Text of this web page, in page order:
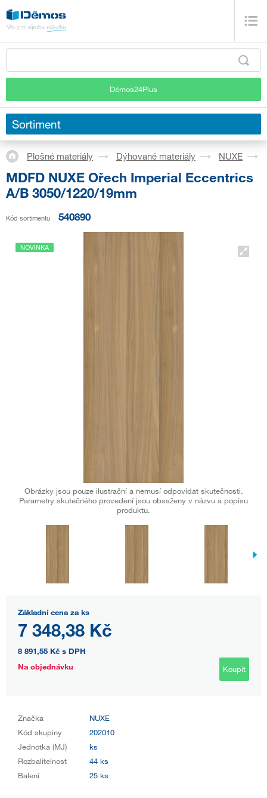
Démos24Plus
Sortiment
Plošné materiály Dýhované materiály NUXE
MDFD NUXE Ořech Imperial Eccentrics
A/B 3050/1220/19mm
Kód sortimentu 540890
NOVINKA
Obrázky jsou pouze ilustrační a nemusí odpovídat skutečnosti.
Parametry skutečného provedení jsou obsaženy v názvu a popisu
produktu.
Základní cena za ks
7 348,38 Kč
8 891,55 Kč s DPH
Na objednávku
Koupit
Značka
NUXE
Kód skupiny
202010
Jednotka (MJ)
ks
Rozbalitelnost
44 ks
Balení
25 ks